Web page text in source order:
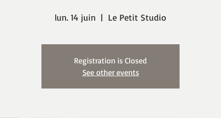
lun. 14 juin
  |
Le Petit Studio
Registration is Closed
See other events